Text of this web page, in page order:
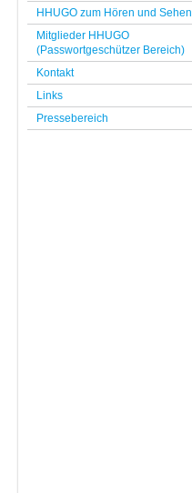
HHUGO zum Hören und Sehen
Mitglieder HHUGO
(Passwortgeschützer Bereich)
Kontakt
Links
Pressebereich